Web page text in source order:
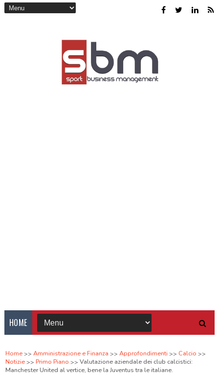
HOME
Home Amministrazione e Finanza Approfondimenti
Calcio
Notizie
Primo Piano
Valutazione aziendale dei club calcistici:
Manchester United al vertice, bene la Juventus tra le italiane.